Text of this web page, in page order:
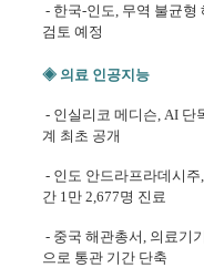
- 한국-인도, 무역 불균형
검토 예정
◈ 의료 인공지능
- 인실리코 메디슨, AI 단
계 최초 공개
- 인도 안드라프라데시
간 1만 2,677명 진료
- 중국 해관총서, 의료기
으로 통관 기간 단축